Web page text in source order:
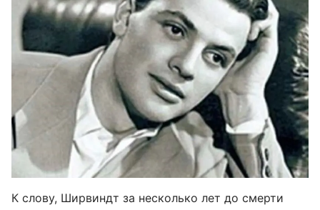
К слову, Ширвиндт за несколько лет до смерти